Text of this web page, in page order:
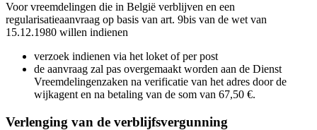
Voor vreemdelingen die in België verblijven en een
regularisatieaanvraag op basis van art. 9bis van de wet van
15.12.1980 willen indienen
verzoek indienen via het loket of per post
de aanvraag zal pas overgemaakt worden aan de Dienst
Vreemdelingenzaken na verificatie van het adres door de
wijkagent en na betaling van de som van 67,50 €.
Verlenging van de verblijfsvergunning